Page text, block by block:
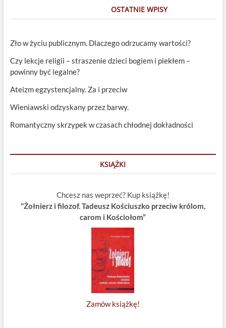
OSTATNIE WPISY
Zło w życiu publicznym. Dlaczego odrzucamy wartości?
Czy lekcje religii – straszenie dzieci bogiem i piekłem –
powinny być legalne?
Ateizm egzystencjalny. Za i przeciw
Wieniawski odzyskany przez barwy.
Romantyczny skrzypek w czasach chłodnej dokładności
KSIĄŻKI
Chcesz nas weprzeć? Kup książkę!
"Żołnierz i filozof. Tadeusz Kościuszko przeciw królom,
carom i Kościołom”
Zamów książkę!